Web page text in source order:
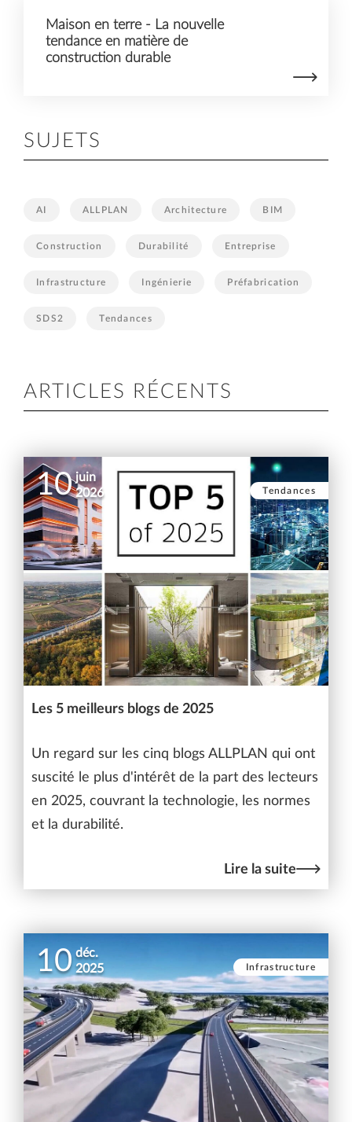
Maison en terre - La nouvelle
tendance en matière de
construction durable
SUJETS
AI ALLPLAN Architecture BIM
Construction Durabilité Entreprise
Infrastructure Ingénierie Préfabrication
SDS2 Tendances
ARTICLES RÉCENTS
10 juin
2026
Tendances
Les 5 meilleurs blogs de 2025
Un regard sur les cinq blogs ALLPLAN qui ont
suscité le plus d'intérêt de la part des lecteurs
en 2025, couvrant la technologie, les normes
et la durabilité.
Lire la suite
10 déc.
2025
Infrastructure